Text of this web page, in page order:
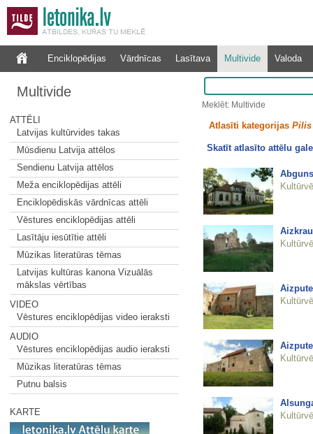
Enciklopēdijas Vārdnīcas Lasītava Multivide Valoda
Multivide
ATTĒLI
Latvijas kultūrvides takas
Mūsdienu Latvija attēlos
Sendienu Latvija attēlos
Meža enciklopēdijas attēli
Enciklopēdiskās vārdnīcas attēli
Vēstures enciklopēdijas attēli
Lasītāju iesūtītie attēli
Mūzikas literatūras tēmas
Latvijas kultūras kanona Vizuālās
mākslas vērtības
VIDEO
Vēstures enciklopēdijas video ieraksti
AUDIO
Vēstures enciklopēdijas audio ieraksti
Mūzikas literatūras tēmas
Putnu balsis
KARTE
Meklēt: Multivide
Atlasīti kategorijas Pilis
Skatīt atlasīto attēlu